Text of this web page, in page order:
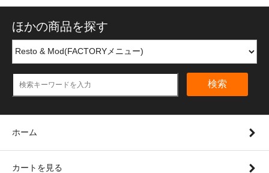
ほかの商品を探す
検索
ホーム
カートを見る